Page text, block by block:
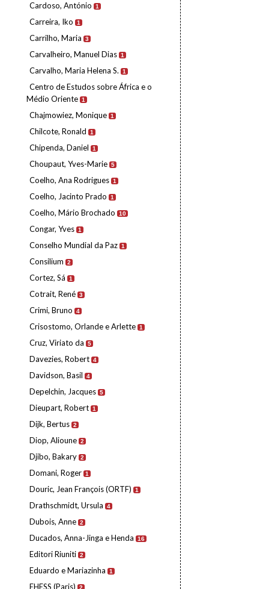
Cardoso, António 1
Carreira, Iko 1
Carrilho, Maria 3
Carvalheiro, Manuel Dias 1
Carvalho, Maria Helena S. 1
Centro de Estudos sobre África e o
Médio Oriente 1
Chajmowiez, Monique 1
Chilcote, Ronald 1
Chipenda, Daniel 1
Choupaut, Yves-Marie 5
Coelho, Ana Rodrigues 1
Coelho, Jacinto Prado 1
Coelho, Mário Brochado 10
Congar, Yves 1
Conselho Mundial da Paz 1
Consilium 2
Cortez, Sá 1
Cotrait, René 3
Crimi, Bruno 4
Crisostomo, Orlande e Arlette 1
Cruz, Viriato da 5
Davezies, Robert 4
Davidson, Basil 4
Depelchin, Jacques 5
Dieupart, Robert 1
Dijk, Bertus 2
Diop, Alioune 2
Djibo, Bakary 2
Domani, Roger 1
Douric, Jean François (ORTF) 1
Drathschmidt, Ursula 4
Dubois, Anne 2
Ducados, Anna-Jinga e Henda 16
Editori Riuniti 2
Eduardo e Mariazinha 1
EHESS (Paris) 2